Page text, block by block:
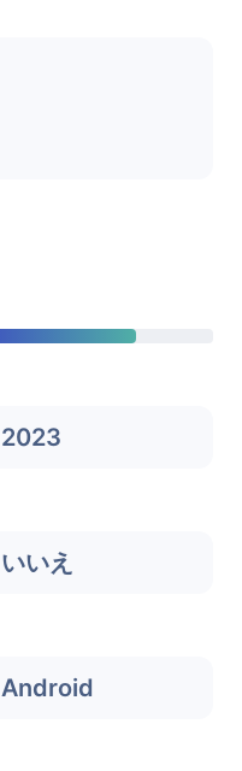
2023
いいえ
Android